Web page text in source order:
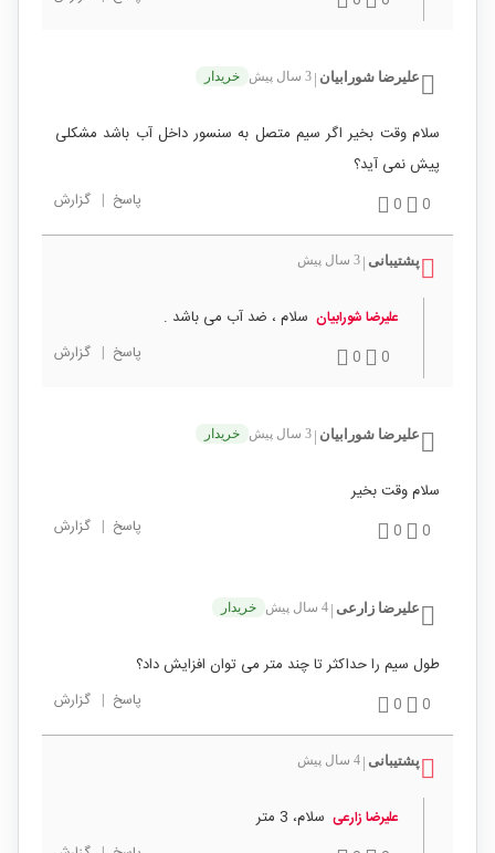
علیرضا شورابیان 3 سال پیش خریدار
سلام وقت بخیر اگر سیم متصل به سنسور داخل آب باشد مشکلی
پیش نمی آید؟
0
0 پاسخ | گزارش
پشتیبانی 3 سال پیش
علیرضا شورابیان سلام ، ضد آب می باشد .
0
0 پاسخ | گزارش
علیرضا شورابیان 3 سال پیش خریدار
سلام وقت بخیر
0
0 پاسخ | گزارش
علیرضا زارعی 4 سال پیش خریدار
طول سیم را حداکثر تا چند متر می توان افزایش داد؟
0
0 پاسخ | گزارش
پشتیبانی 4 سال پیش
علیرضا زارعی سلام، 3 متر